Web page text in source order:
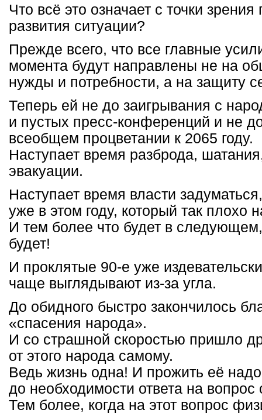
Что всё это означает с точки
развития ситуации?
Прежде всего, что все главные
момента будут направлены не на
нужды и потребности, а на защиту
Теперь ей не до заигрывания с
и пустых пресс-конференций и не
всеобщем процветании к 2065 году.
Наступает время разброда,
эвакуации.
Наступает время власти
уже в этом году, который так плохо
И тем более что будет в
будет!
И проклятые 90-е уже
чаще выглядывают из-за угла.
До обидного быстро закончилось
«спасения народа».
И со страшной скоростью пришло
от этого народа самому.
Ведь жизнь одна! И прожить её
до необходимости ответа на
Тем более, когда на этот вопрос